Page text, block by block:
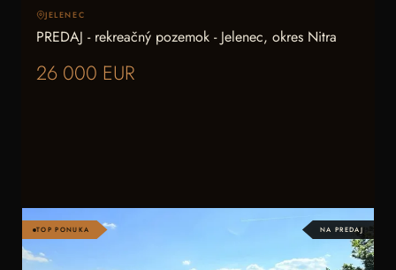
JELENEC
PREDAJ - rekreačný pozemok - Jelenec, okres Nitra
26 000 EUR
TOP PONUKA NA PREDAJ